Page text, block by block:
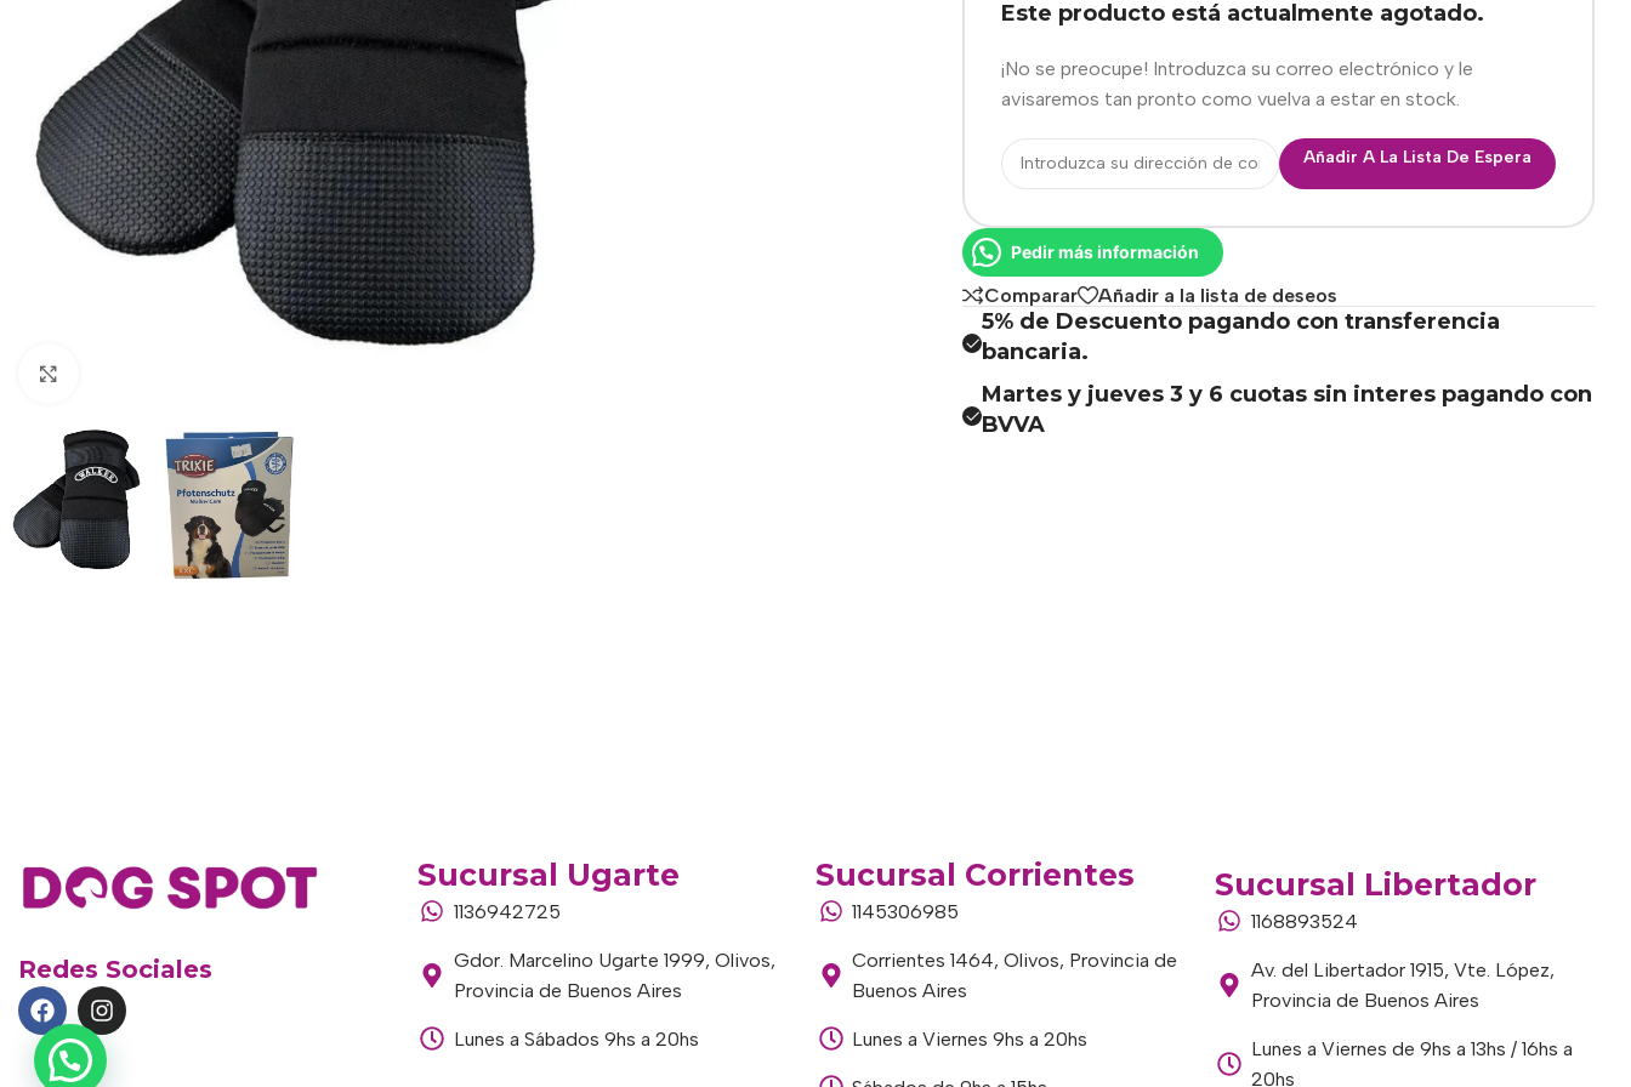
Este producto está actualmente agotado.
¡No se preocupe! Introduzca su correo electrónico y le
avisaremos tan pronto como vuelva a estar en stock.
Añadir A La Lista De Espera
Pedir más información
Comparar Añadir a la lista de deseos
5% de Descuento pagando con transferencia
bancaria.
Martes y jueves 3 y 6 cuotas sin interes pagando con
BVVA
Redes Sociales
Sucursal Ugarte
1136942725
Gdor. Marcelino Ugarte 1999, Olivos,
Provincia de Buenos Aires
Lunes a Sábados 9hs a 20hs
Sucursal Corrientes
1145306985
Corrientes 1464, Olivos, Provincia de
Buenos Aires
Lunes a Viernes 9hs a 20hs
Sucursal Libertador
1168893524
Av. del Libertador 1915, Vte. López,
Provincia de Buenos Aires
Lunes a Viernes de 9hs a 13hs / 16hs a
20hs